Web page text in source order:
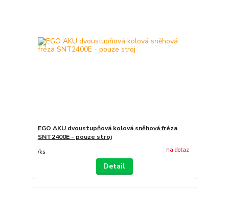
EGO AKU dvoustupňová kolová sněhová fréza
SNT2400E - pouze stroj
/ks na dotaz
Detail